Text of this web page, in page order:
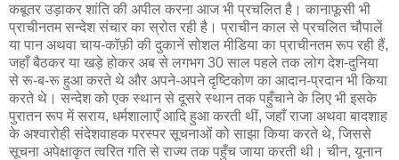
कबूतर उड़ाकर शांति की अपील करना आज भी प्रचलित है। कानाफूसी भी
प्राचीनतम सन्देश संचार का स्रोत रही है। प्राचीन काल से प्रचलित चौपालें
या पान अथवा चाय-कॉफ़ी की दुकानें सोशल मीडिया का प्राचीनतम रूप रही हैं,
जहाँ बैठकर या खड़े होकर अब से लगभग 30 साल पहले तक लोग देश-दुनिया
से रू-ब-रू हुआ करते थे और अपने-अपने दृष्टिकोण का आदान-प्रदान भी किया
करते थे। सन्देश को एक स्थान से दूसरे स्थान तक पहुँचाने के लिए भी इसके
पुरातन रूप में सराय, धर्मशालाएँ आदि हुआ करती थीं, जहाँ राजा अथवा बादशाह
के अश्वारोही संदेशवाहक परस्पर सूचनाओं को साझा किया करते थे, जिससे
सूचना अपेक्षाकृत त्वरित गति से राज्य तक पहुँच जाया करती थी। चीन, यूनान